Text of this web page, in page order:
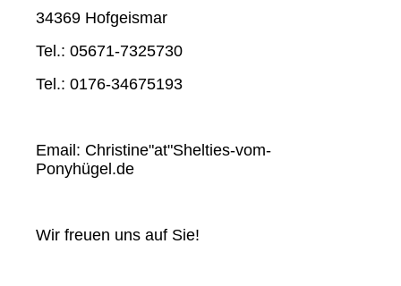
34369 Hofgeismar
Tel.: 05671-7325730
Tel.: 0176-34675193
Email: Christine"at"Shelties-vom-
Ponyhügel.de
Wir freuen uns auf Sie!